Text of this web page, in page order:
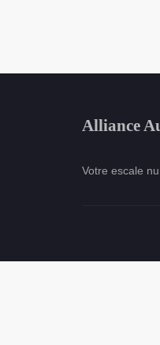
Alliance
Votre escale